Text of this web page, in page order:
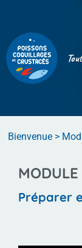
Bienvenue >
Préparer